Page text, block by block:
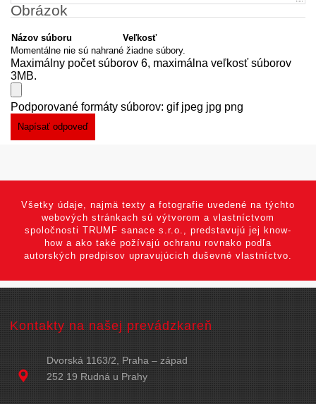
Obrázok
Názov súboru
Veľkosť
Momentálne nie sú nahrané žiadne súbory.
Maximálny počet súborov 6, maximálna veľkosť súborov
3MB.
Podporované formáty súborov: gif jpeg jpg png
Všetky údaje, najmä texty a fotografie uvedené na týchto
webových stránkach sú výtvorom a vlastníctvom
spoločnosti TRUMF sanace s.r.o., predstavujú jej know-
how a ako také požívajú ochranu rovnako podľa
autorských predpisov upravujúcich duševné vlastníctvo.
Kontakty na našej prevádzkareň
Dvorská 1163/2, Praha – západ
252 19 Rudná u Prahy